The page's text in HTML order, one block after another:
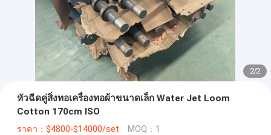
2/2
หัวฉีดคู่สิ่งทอเครื่องทอผ้าขนาดเล็ก Water Jet Loom
Cotton 170cm ISO
ราคา：$4800-$14000/set MOQ：1